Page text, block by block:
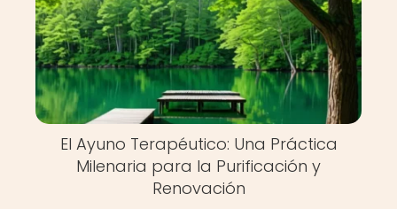
El Ayuno Terapéutico: Una Práctica
Milenaria para la Purificación y
Renovación